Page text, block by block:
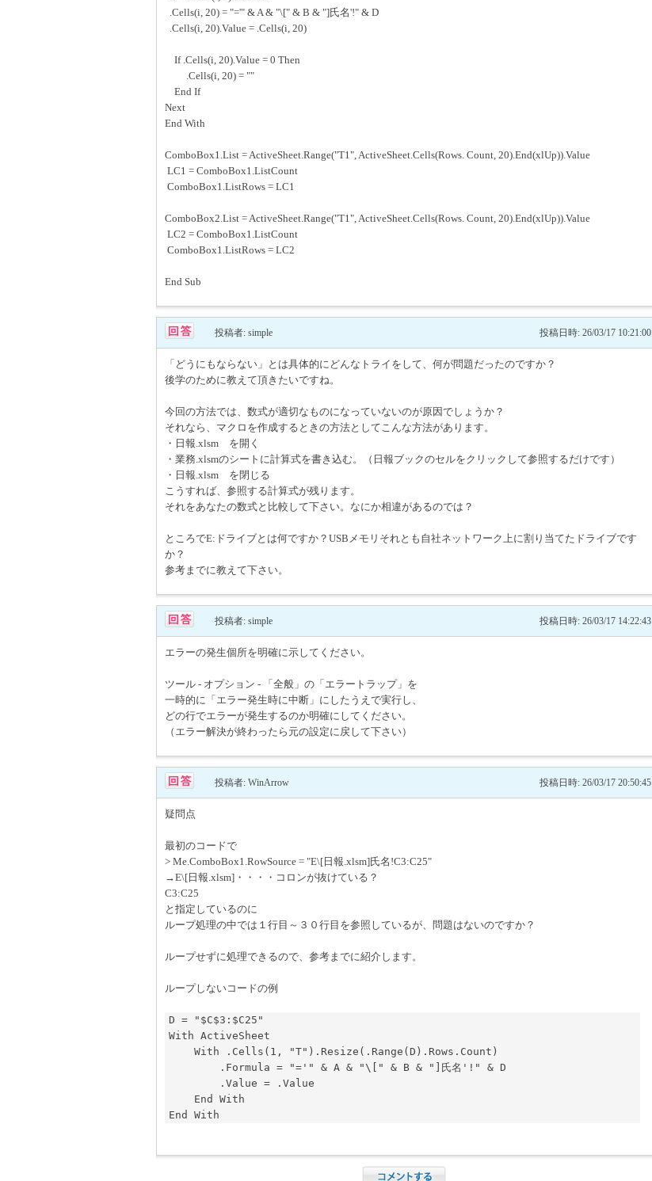
.Cells(i, 20) = "='" & A & "\[" & B & "]氏名'!" & D
.Cells(i, 20).Value = .Cells(i, 20)
If .Cells(i, 20).Value = 0 Then
.Cells(i, 20) = ""
End If
Next
End With
ComboBox1.List = ActiveSheet.Range("T1", ActiveSheet.Cells(Rows. Count, 20).End(xlUp)).Value
LC1 = ComboBox1.ListCount
ComboBox1.ListRows = LC1
ComboBox2.List = ActiveSheet.Range("T1", ActiveSheet.Cells(Rows. Count, 20).End(xlUp)).Value
LC2 = ComboBox1.ListCount
ComboBox1.ListRows = LC2
End Sub
投稿日時: 26/03/17 10:21:00
投稿者: simple
「どうにもならない」とは具体的にどんなトライをして、何が問題だったのですか？
後学のために教えて頂きたいですね。
今回の方法では、数式が適切なものになっていないのが原因でしょうか？
それなら、マクロを作成するときの方法としてこんな方法があります。
・日報.xlsm を開く
・業務.xlsmのシートに計算式を書き込む。（日報ブックのセルをクリックして参照するだけです）
・日報.xlsm を閉じる
こうすれば、参照する計算式が残ります。
それをあなたの数式と比較して下さい。なにか相違があるのでは？
ところでE:ドライブとは何ですか？USBメモリそれとも自社ネットワーク上に割り当てたドライブです
か？
参考までに教えて下さい。
投稿日時: 26/03/17 14:22:43
投稿者: simple
エラーの発生個所を明確に示してください。
ツール - オプション - 「全般」の「エラートラップ」を
一時的に「エラー発生時に中断」にしたうえで実行し、
どの行でエラーが発生するのか明確にしてください。
（エラー解決が終わったら元の設定に戻して下さい）
投稿日時: 26/03/17 20:50:45
投稿者: WinArrow
疑問点
最初のコードで
> Me.ComboBox1.RowSource = "E\[日報.xlsm]氏名!C3:C25"
→E\[日報.xlsm]・・・・コロンが抜けている？
C3:C25
と指定しているのに
ループ処理の中では１行目～３０行目を参照しているが、問題はないのですか？
ループせずに処理できるので、参考までに紹介します。
ループしないコードの例
D = "$C$3:$C25"
With ActiveSheet